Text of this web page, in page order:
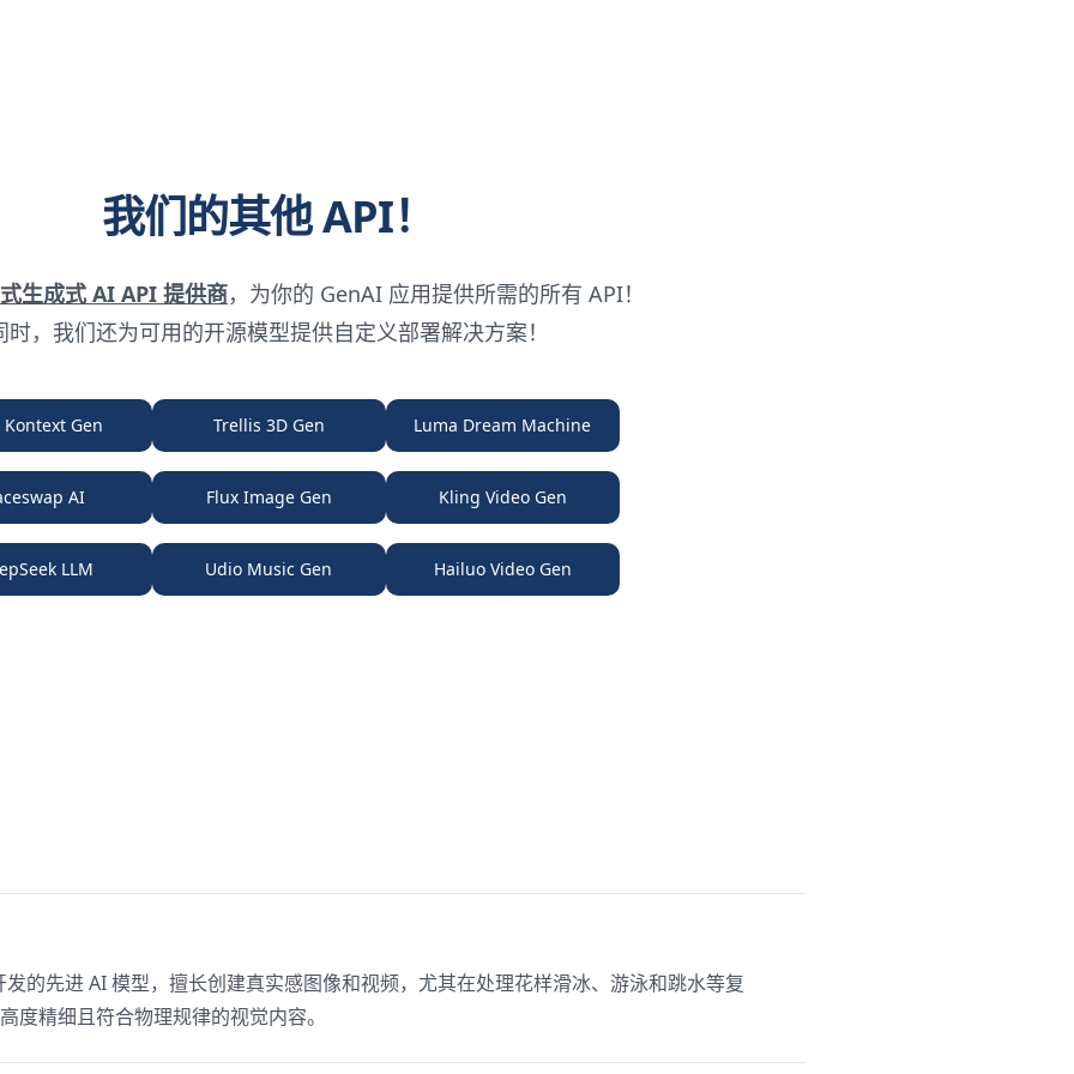
我们的其他 API！
生成式 AI API 提供商，为你的 GenAI 应用提供所需的所有 API！
时，我们还为可用的开源模型提供自定义部署解决方案！
Kontext Gen Trellis 3D Gen Luma Dream Machine
AI Flux Image Gen Kling Video Gen
LLM Udio Music Gen Hailuo Video Gen
发的先进 AI 模型，擅长创建真实感图像和视频，尤其在处理花样滑冰、游泳和跳水等复
度精细且符合物理规律的视觉内容。